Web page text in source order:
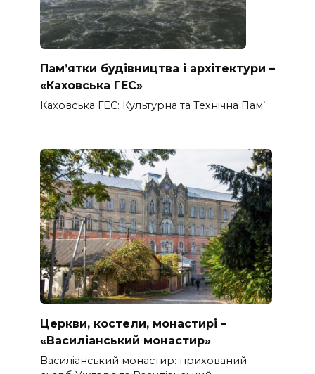
Пам’ятки будівництва і архітектури –
«Каховська ГЕС»
Каховська ГЕС: Культурна та Технічна Пам’
Церкви, костели, монастирі –
«Василіанський монастир»
Василіанський монастир: прихований